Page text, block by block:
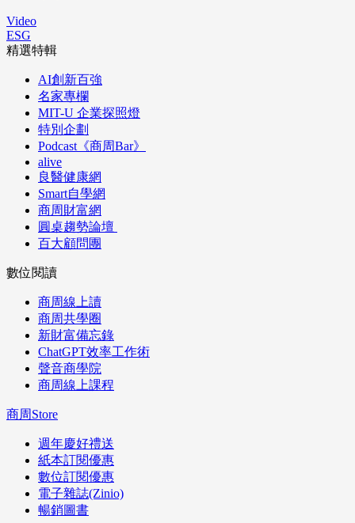
Video
ESG
精選特輯
AI創新百強
名家專欄
MIT-U 企業探照燈
特別企劃
Podcast《商周Bar》
alive
良醫健康網
Smart自學網
商周財富網
圓桌趨勢論壇
百大顧問團
數位閱讀
商周線上讀
商周共學圈
新財富備忘錄
ChatGPT效率工作術
聲音商學院
商周線上課程
商周Store
週年慶好禮送
紙本訂閱優惠
數位訂閱優惠
電子雜誌(Zinio)
暢銷圖書